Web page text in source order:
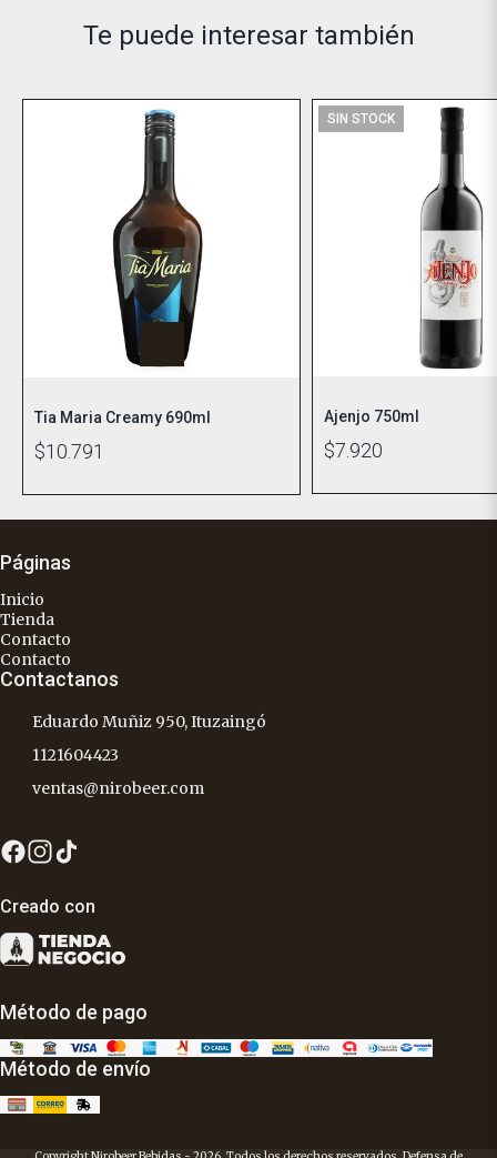
Te puede interesar también
Tia Maria Creamy 690ml
$10.791
SIN STOCK
Ajenjo 750ml
$7.920
Páginas
Inicio
Tienda
Contacto
Contacto
Contactanos
Eduardo Muñiz 950, Ituzaingó
1121604423
ventas@nirobeer.com
Creado con
Método de pago
Método de envío